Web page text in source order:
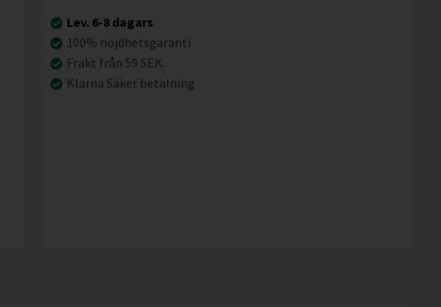
Lev. 6-8 dagars
100% nöjdhetsgaranti
Frakt från 59 SEK.
Klarna Säker betalning